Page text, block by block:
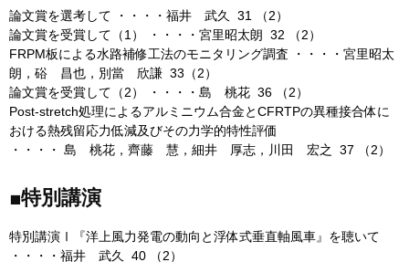
論文賞を選考して ・・・・福井 武久 31 （2）
論文賞を受賞して（1） ・・・・宮里昭太朗 32 （2）
FRPM板による水路補修工法のモニタリング調査 ・・・・宮里昭太
朗，硲 昌也，別當 欣謙 33（2）
論文賞を受賞して（2） ・・・・島 桃花 36 （2）
Post-stretch処理によるアルミニウム合金とCFRTPの異種接合体に
おける熱残留応力低減及びその力学的特性評価
・・・・ 島 桃花，齊藤 慧，細井 厚志，川田 宏之 37 （2）
■特別講演
特別講演Ⅰ『洋上風力発電の動向と浮体式垂直軸風車』を聴いて
・・・・福井 武久 40 （2）